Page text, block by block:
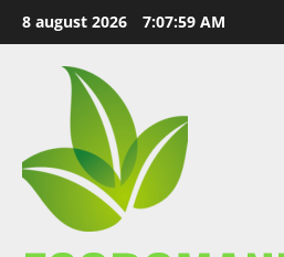
Skip
to
content
8 august 2026 7:08:00 AM